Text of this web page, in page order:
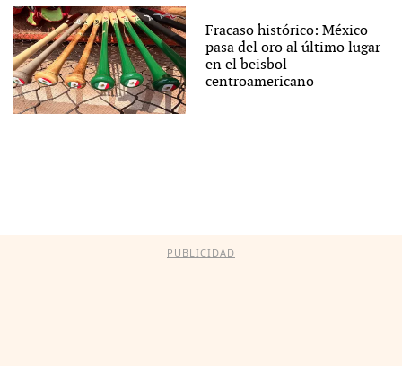
Fracaso histórico: México
pasa del oro al último lugar
en el beisbol
centroamericano
PUBLICIDAD